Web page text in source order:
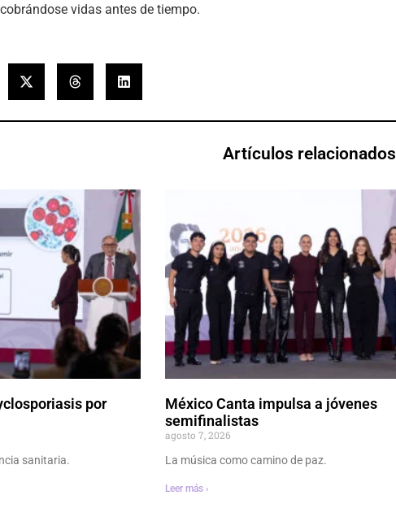
vidas antes de tiempo.
Artículos relacionados
por
sanitaria.
México Canta impulsa a jóvenes
semifinalistas
agosto 7, 2026
La música como camino de paz.
Leer más ›